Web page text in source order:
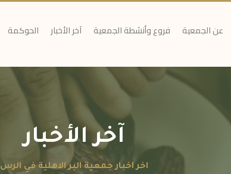
عن الجمعية فروع وأنشطة الجمعية آخر الأخبار الحوكمة
آخر الأخبار
اخر اخبار جمعية البر الاهلية في الرس